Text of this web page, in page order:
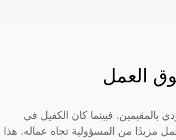
العمل
بالمقيمين. فبينما كان الكفيل في
مزيدًا من المسؤولية تجاه عماله. هذا